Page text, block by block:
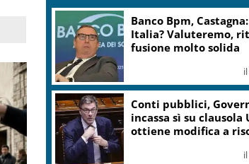
Banco Bpm,
Italia? Valuteremo,
fusione molto solida
Conti pubblici,
incassa sì su clausola
ottiene modifica a